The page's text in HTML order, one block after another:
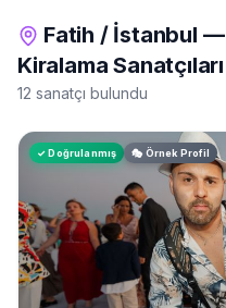
Fatih / İstanbul —
Kiralama Sanatçıları
12 sanatçı bulundu
✓ Doğrulanmış 🎭 Örnek Profil